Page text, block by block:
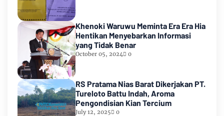
Khenoki Waruwu Meminta Era Era Hia
Hentikan Menyebarkan Informasi
yang Tidak Benar
October 05, 2024 0
RS Pratama Nias Barat Dikerjakan PT.
Tureloto Battu Indah, Aroma
Pengondisian Kian Tercium
July 12, 2025 0